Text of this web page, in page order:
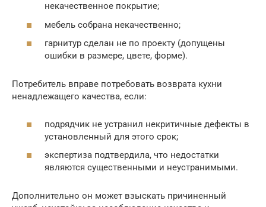
некачественное покрытие;
мебель собрана некачественно;
гарнитур сделан не по проекту (допущены
ошибки в размере, цвете, форме).
Потребитель вправе потребовать возврата кухни
ненадлежащего качества, если:
подрядчик не устранил некритичные дефекты в
установленный для этого срок;
экспертиза подтвердила, что недостатки
являются существенными и неустранимыми.
Дополнительно он может взыскать причиненный